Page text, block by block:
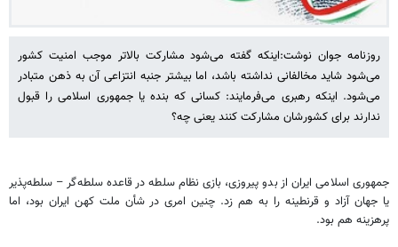
روزنامه جوان نوشت:اینکه گفته می‌شود مشارکت بالاتر موجب امنیت کشور
می‌شود شاید مخالفانی نداشته باشد، اما بیشتر جنبه انتزاعی آن به ذهن متبادر
می‌شود. اینکه رهبری می‌فرمایند: کسانی که بنده یا جمهوری اسلامی را قبول
ندارند برای کشورشان مشارکت کنند یعنی چه؟
جمهوری اسلامی ایران از بدو پیروزی، بازی نظام سلطه در قاعده سلطه‌گر – سلطه‌پذیر
یا جهان آزاد و قرنطینه را به هم زد. چنین امری در شأن ملت کهن ایران بود، اما
پرهزینه هم بود.